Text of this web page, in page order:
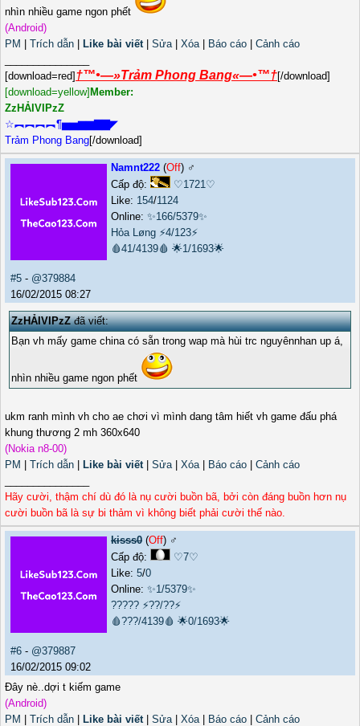
nhìn nhiều game ngon phết
(Android)
PM | Trích dẫn | Like bài viết | Sửa | Xóa | Báo cáo | Cảnh cáo
[download=red]†™•—»Trảm Phong Bang«—•™†[/download]
[download=yellow]
Member‏:‏
ZzHẢIVIPzZ
☆︻︻︻︻¶▅▅▆▆▇▇◤
Trảm Phong Bang[/download]
Namnt222 (Off) ♂️
Cấp độ:
♡1721♡
Like: 154/1124
Online: ✨166/5379✨
Hỏa Løng ⚡4/123⚡
🩸41/4139🩸 🌟1/1693🌟
#5 - @379884
16/02/2015 08:27
ZzHẢIVIPzZđã viết:
Bạn vh mấy game china có sẵn trong wap mà hùi trc nguyênnhan up á,
nhìn nhiều game ngon phết
ukm ranh mình vh cho ae chơi vì mình dang tâm hiết vh game đấu phá
khung thương 2 mh 360x640
(Nokia n8-00)
PM | Trích dẫn | Like bài viết | Sửa | Xóa | Báo cáo | Cảnh cáo
Hãy cười, thậm chí dù đó là nụ cười buồn bã, bởi còn đáng buồn hơn nụ
cười buồn bã là sự bi thảm vì không biết phải cười thế nào.
kisss0 (Off) ♂️
Cấp độ:
♡7♡
Like: 5/0
Online: ✨1/5379✨
????? ⚡??/??⚡
🩸???/4139🩸 🌟0/1693🌟
#6 - @379887
16/02/2015 09:02
Đây nè..dợi t kiếm game
(Android)
PM | Trích dẫn | Like bài viết | Sửa | Xóa | Báo cáo | Cảnh cáo